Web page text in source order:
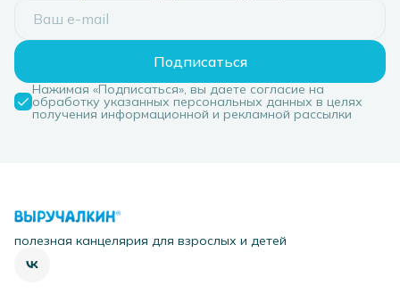
Подписаться
Нажимая «Подписаться», вы даете согласие на
обработку указанных персональных данных в целях
получения информационной и рекламной рассылки
полезная канцелярия для взрослых и детей